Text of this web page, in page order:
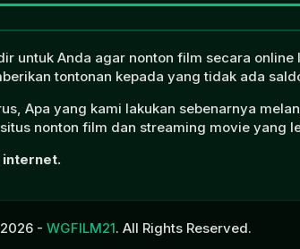
untuk Anda agar nonton film secara
tontonan kepada yang tidak ada
Apa yang kami lakukan sebenarnya
nonton film dan streaming movie yang
internet.
- WGFILM21. All Rights Reserved.